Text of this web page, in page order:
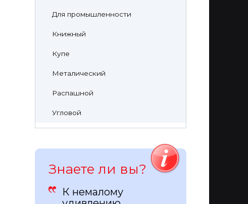
Для промышленности
Книжный
Купе
Металический
Распашной
Угловой
Знаете ли вы?
К немалому